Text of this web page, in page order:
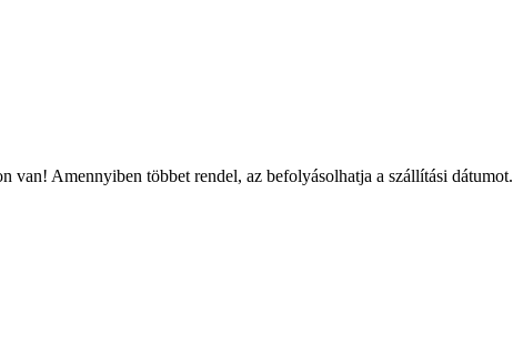
van! Amennyiben többet rendel, az befolyásolhatja a szállítási dátumot.